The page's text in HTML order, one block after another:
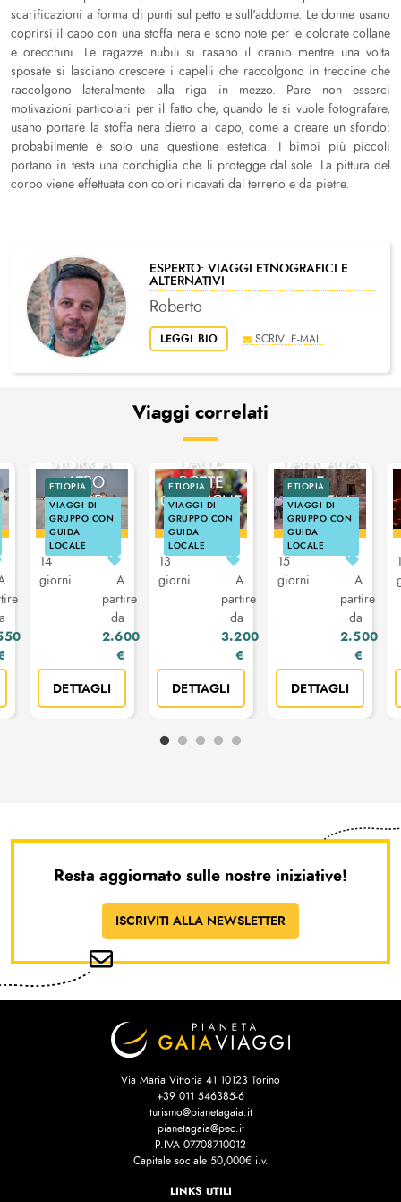
scarificazioni a forma di punti sul petto e sull'addome. Le donne usano
coprirsi il capo con una stoffa nera e sono note per le colorate collane
e orecchini. Le ragazze nubili si rasano il cranio mentre una volta
sposate si lasciano crescere i capelli che raccolgono in treccine che
raccolgono lateralmente alla riga in mezzo. Pare non esserci
motivazioni particolari per il fatto che, quando le si vuole fotografare,
usano portare la stoffa nera dietro al capo, come a creare un sfondo:
probabilmente è solo una questione estetica. I bimbi più piccoli
portano in testa una conchiglia che li protegge dal sole. La pittura del
corpo viene effettuata con colori ricavati dal terreno e da pietre.
ESPERTO: VIAGGI ETNOGRAFICI E
ALTERNATIVI
Roberto
SCRIVI E-MAIL
LEGGI BIO
Viaggi correlati
ETIOPIA
VIAGGI DI
GRUPPO CON
GUIDA
LOCALE
STORICA:
ALTRO
NORD
14
giorni
A
partire
da
2.600
€
DETTAGLI
ETIOPIA
VIAGGI DI
GRUPPO CON
GUIDA
LOCALE
LA VALLE
DELL'OMO
FUORI
DALLE
ROTTE
CLASSICHE
13
giorni
A
partire
da
3.200
€
DETTAGLI
ETIOPIA
VIAGGI DI
GRUPPO CON
GUIDA
LOCALE
DANCALIA
E
LALIBELA
15
giorni
A
partire
da
2.500
€
DETTAGLI
Resta aggiornato sulle nostre iniziative!
ISCRIVITI ALLA NEWSLETTER
Via Maria Vittoria 41 10123 Torino
+39 011 546385-6
turismo@pianetagaia.it
pianetagaia@pec.it
P.IVA 07708710012
Capitale sociale 50,000€ i.v.
LINKS UTILI